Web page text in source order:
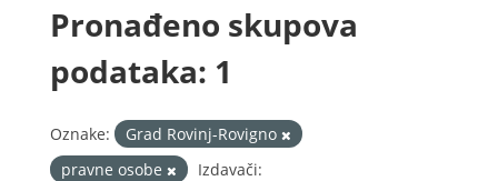
Pronađeno skupova
podataka: 1
Oznake:
Grad Rovinj-Rovigno
pravne osobe
Izdavači: